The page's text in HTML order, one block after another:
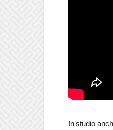
In studio